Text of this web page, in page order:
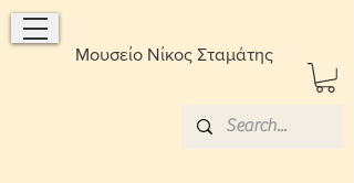
Μουσείο Νίκος Σταμάτης